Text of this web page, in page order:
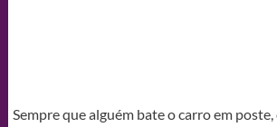
Sempre que alguém bate o carro em